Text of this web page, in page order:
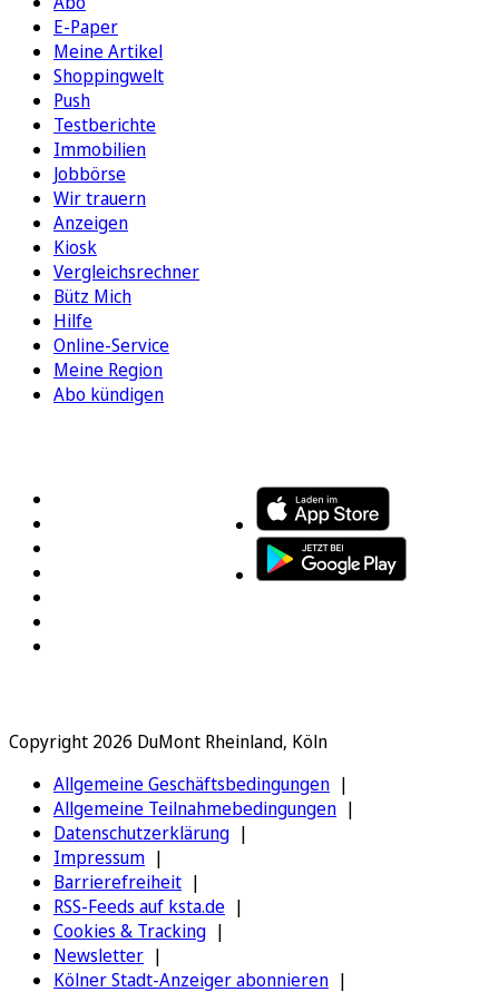
E-Paper
Meine Artikel
Shoppingwelt
Push
Testberichte
Immobilien
Jobbörse
Wir trauern
Anzeigen
Kiosk
Vergleichsrechner
Bütz Mich
Hilfe
Online-Service
Meine Region
Abo kündigen
Copyright 2026 DuMont Rheinland, Köln
Allgemeine Geschäftsbedingungen
Allgemeine Teilnahmebedingungen
Datenschutzerklärung
Impressum
Barrierefreiheit
RSS-Feeds auf ksta.de
Cookies & Tracking
Newsletter
Kölner Stadt-Anzeiger abonnieren